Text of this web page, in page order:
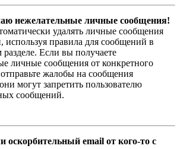
нежелательные личные сообщения!
удалять личные сообщения
используя правила для сообщений в
Если вы получаете
личные сообщения от конкретного
отправьте жалобы на сообщения
могут запретить пользователю
сообщений.
оскорбительный email от кого-то с